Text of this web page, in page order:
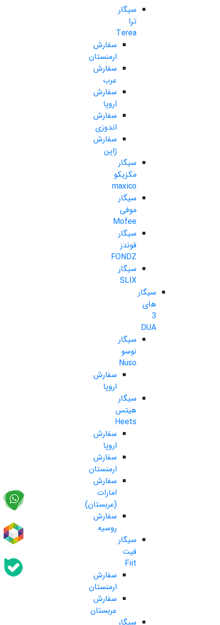
سیگار
ترا
Terea
سفارش
ارمنستان
سفارش
عرب
سفارش
اروپا
سفارش
اندوزی
سفارش
ژاپن
سیگار
مکزیکو
maxico
سیگار
موفی
Mofee
سیگار
فوندز
FONDZ
سیگار
SLIX
سیگار
های
3
DUA
سیگار
نوسو
Nuso
سفارش
اروپا
سیگار
هیتس
Heets
سفارش
اروپا
سفارش
ارمنستان
سفارش
امارات
(عربستان)
سفارش
روسیه
سیگار
فیت
Fiit
سفارش
ارمنستان
سفارش
عربستان
سیگار